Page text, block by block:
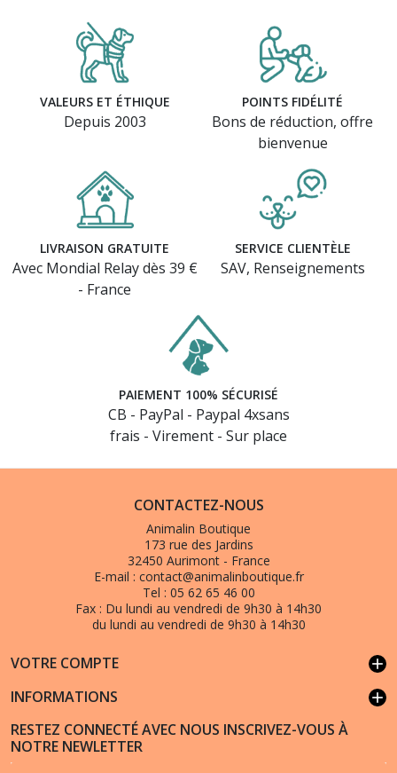
(1 avis)
VALEURS ET ÉTHIQUE
Depuis 2003
POINTS FIDÉLITÉ
Bons de réduction, offre
bienvenue
LIVRAISON GRATUITE
Avec Mondial Relay dès 39 €
- France
SERVICE CLIENTÈLE
SAV, Renseignements
PAIEMENT 100% SÉCURISÉ
CB - PayPal - Paypal 4xsans
frais - Virement - Sur place
CONTACTEZ-NOUS
Animalin Boutique
173 rue des Jardins
32450 Aurimont - France
E-mail : contact@animalinboutique.fr
Tel : 05 62 65 46 00
Fax : Du lundi au vendredi de 9h30 à 14h30
du lundi au vendredi de 9h30 à 14h30
VOTRE COMPTE add
INFORMATIONS add
RESTEZ CONNECTÉ AVEC NOUS INSCRIVEZ-VOUS À
NOTRE NEWLETTER